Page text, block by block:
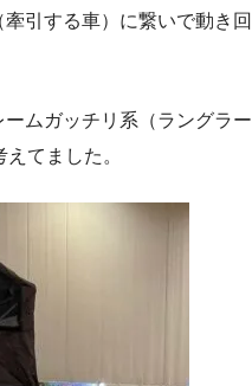
引する車）に繋いで動き回
ムガッチリ系（ラングラー
えてました。